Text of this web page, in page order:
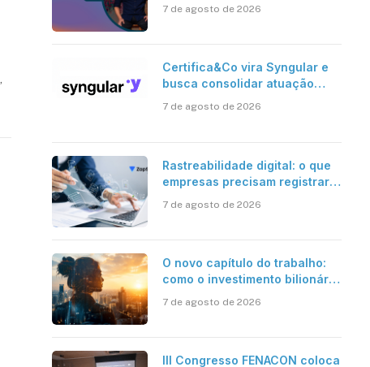
7 de agosto de 2026
Certifica&Co vira Syngular e
busca consolidar atuação
7 de agosto de 2026
Rastreabilidade digital: o que
empresas precisam registrar
7 de agosto de 2026
O novo capítulo do trabalho:
como o investimento bilionário
a verdadeira era da
7 de agosto de 2026
III Congresso FENACON coloca